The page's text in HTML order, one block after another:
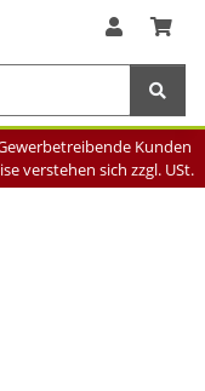
Kunden
verstehen sich zzgl. USt.